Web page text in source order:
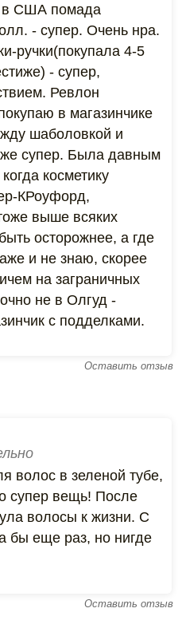
в США помада
- супер. Очень нра.
ручки(покупала 4-5
- супер,
Ревлон
в магазинчике
шаболовкой и
супер. Была давным
косметику
КРоуфорд,
выше всяких
осторожнее, а где
и не знаю, скорее
на заграничных
не в Олгуд -
с подделками.
Оставить отзыв
волос в зеленой тубе,
супер вещь! После
волосы к жизни. С
бы еще раз, но нигде
Оставить отзыв